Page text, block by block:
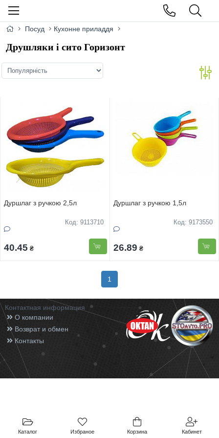
Каталог Избраное Корзина Кабинет
Посуд Кухонне приладдя
Друшляки і сито Горизонт
Дуршлаг з ручкою 2,5л
Код: 9113710
40.45 ₴
Дуршлаг з ручкою 1,5л
Код: 9173550
26.89 ₴
1
Контактная информация
О компании
Возврат и обмен
Контакты